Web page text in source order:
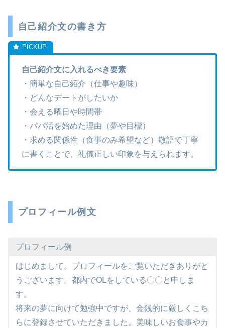
自己紹介文の書き方
自己紹介文に入れるべき要素
・簡単な自己紹介（仕事や趣味）
・どんなデートがしたいか
・会える曜日や時間帯
・パパ活を始めた理由（夢や目標）
・求める関係性（食事のみ希望など）敬語で丁寧
に書くことで、礼儀正しい印象を与えられます。
プロフィール例文
プロフィール例
はじめまして。プロフィールをご覧いただきありがと
うございます。都内でOLをしている〇〇と申しま
す。
将来の夢に向けて勉強中ですが、金銭的に厳しくこち
らに登録させていただきました。美味しいお食事やカ